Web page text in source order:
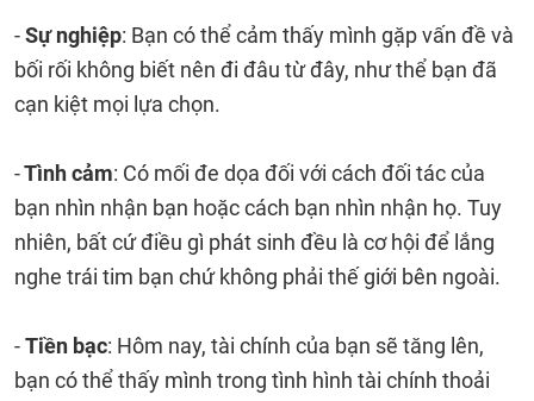
-Sự nghiệp: Bạn có thể cảm thấy mình gặp vấn đề và
bối rối không biết nên đi đâu từ đây, như thể bạn đã
cạn kiệt mọi lựa chọn.
-Tình cảm: Có mối đe dọa đối với cách đối tác của
bạn nhìn nhận bạn hoặc cách bạn nhìn nhận họ. Tuy
nhiên, bất cứ điều gì phát sinh đều là cơ hội để lắng
nghe trái tim bạn chứ không phải thế giới bên ngoài.
-Tiền bạc: Hôm nay, tài chính của bạn sẽ tăng lên,
bạn có thể thấy mình trong tình hình tài chính thoải